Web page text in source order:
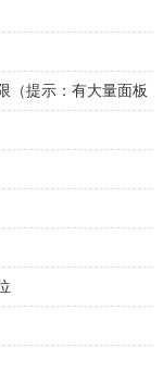
（提示：有大量面板